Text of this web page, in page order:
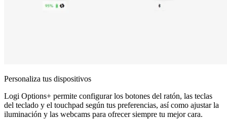
Personaliza tus dispositivos
Logi Options+ permite configurar los botones del ratón, las teclas
del teclado y el touchpad según tus preferencias, así como ajustar la
iluminación y las webcams para ofrecer siempre tu mejor cara.